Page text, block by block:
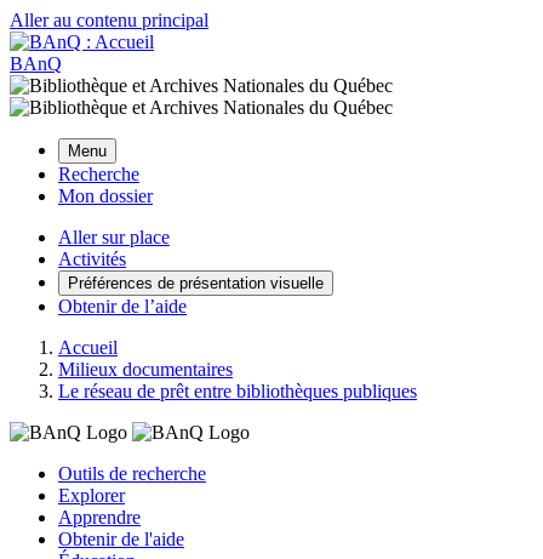
Aller au contenu principal
BAnQ
Menu
Recherche
Mon dossier
Aller sur place
Activités
Préférences de présentation visuelle
Obtenir de l’aide
Accueil
Milieux documentaires
Le réseau de prêt entre bibliothèques publiques
Outils de recherche
Explorer
Apprendre
Obtenir de l'aide